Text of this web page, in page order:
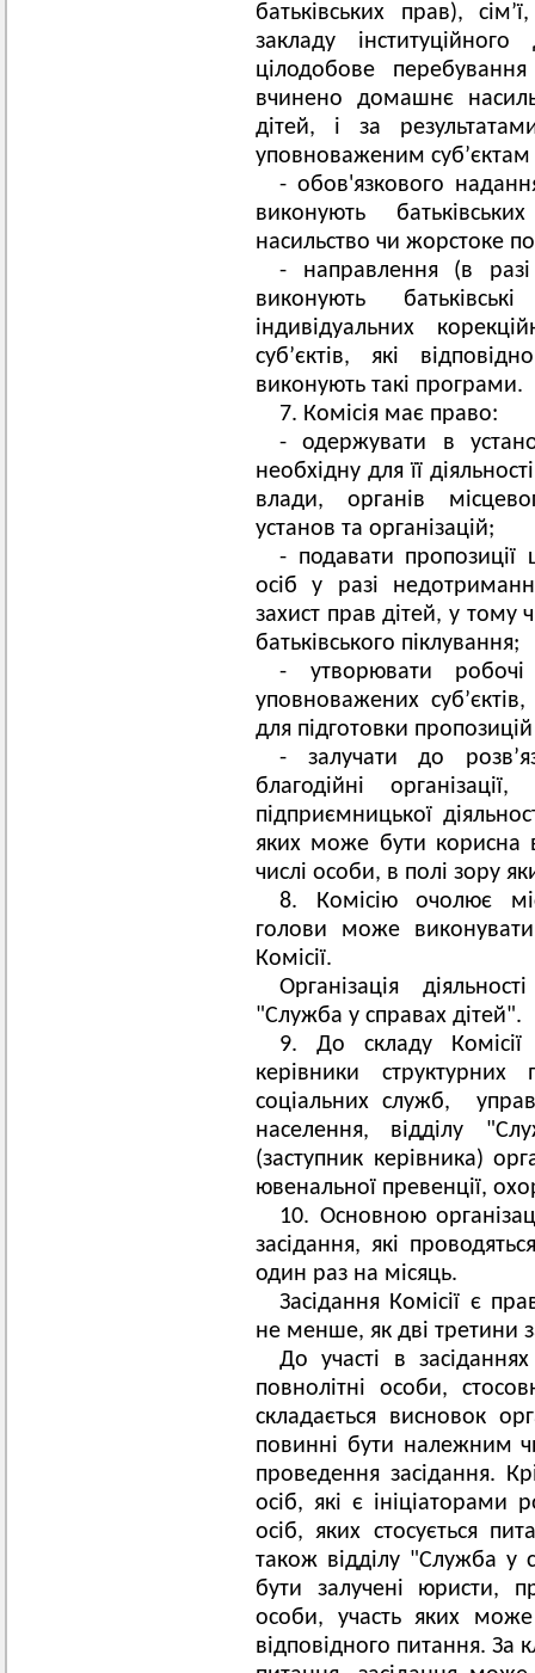
батьківських прав),
закладу
цілодобове
вчинено домашнє
дітей, і за
уповноваженим суб’єктам
- обов'язкового
виконують
насильство чи жорстоке
- направлення (в
виконують
індивідуальних
суб’єктів, які
виконують такі програми.
7. Комісія має право:
- одержувати в
необхідну для її
влади, органів
установ та організацій;
- подавати
осіб у разі
захист прав дітей, у тому
батьківського піклування;
- утворювати
уповноважених
для підготовки
- залучати до
благодійні
підприємницької
яких може бути корисна
числі особи, в полі зору
8. Комісію очолює
голови може
Комісії.
Організація
"Служба у справах дітей".
9. До складу Комісії
керівники структурних
соціальних служб,
населення, відділу
(заступник керівника)
ювенальної превенції,
10. Основною
засідання, які
один раз на місяць.
Засідання Комісії є
не менше, як дві третини
До участі в
повнолітні особи,
складається висновок
повинні бути належним
проведення засідання.
осіб, які є ініціаторами
осіб, яких стосується
також відділу "Служба у
бути залучені юристи,
особи, участь яких
відповідного питання. За